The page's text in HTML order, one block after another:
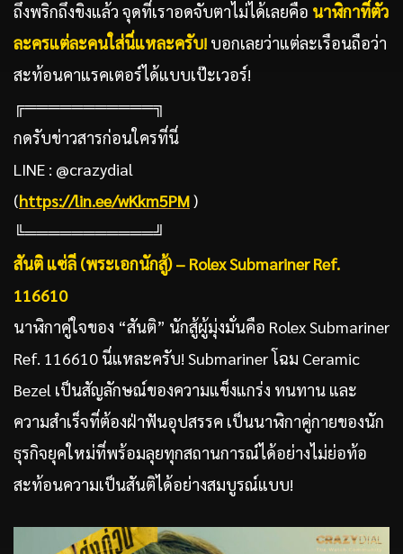
ถึงพริกถึงขิงแล้ว จุดที่เราอดจับตาไม่ได้เลยคือ นาฬิกาที่ตัว
ละครแต่ละคนใส่นี่แหละครับ! บอกเลยว่าแต่ละเรือนถือว่า
สะท้อนคาแรคเตอร์ได้แบบเป๊ะเวอร์!
╔═══════════╗
กดรับข่าวสารก่อนใครที่นี่
LINE : @crazydial
(https://lin.ee/wKkm5PM)
╚═══════════╝
สันติ แซ่ลี (พระเอกนักสู้) – Rolex Submariner Ref.
116610
นาฬิกาคู่ใจของ “สันติ” นักสู้ผู้มุ่งมั่นคือ Rolex Submariner
Ref. 116610 นี่แหละครับ! Submariner โฉม Ceramic
Bezel เป็นสัญลักษณ์ของความแข็งแกร่ง ทนทาน และ
ความสำเร็จที่ต้องฝ่าฟันอุปสรรค เป็นนาฬิกาคู่กายของนัก
ธุรกิจยุคใหม่ที่พร้อมลุยทุกสถานการณ์ได้อย่างไม่ย่อท้อ
สะท้อนความเป็นสันติได้อย่างสมบูรณ์แบบ!